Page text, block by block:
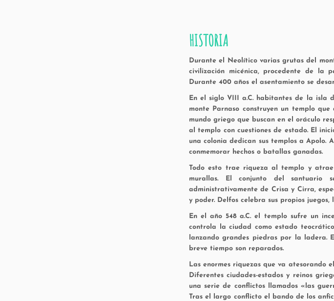
HISTORIA
Durante el Neolítico varias grutas del
civilización micénica, procedente de la
Durante 400 años el asentamiento se
En el siglo VIII a.C. habitantes de la isla
monte Parnaso construyen un templo
mundo griego que buscan en el oráculo
al templo con cuestiones de estado. El
una colonia dedican sus templos a Apolo.
conmemorar hechos o batallas ganadas.
Todo esto trae riqueza al templo y
murallas. El conjunto del santuario
administrativamente de Crisa y Cirra,
y poder. Delfos celebra sus propios juegos,
En el año 548 a.C. el templo sufre un
controla la ciudad como estado
lanzando grandes piedras por la ladera.
breve tiempo son reparados.
Las enormes riquezas que va atesorando
Diferentes ciudades-estados y reinos
una serie de conflictos llamados «las
Tras el largo conflicto el bando de los